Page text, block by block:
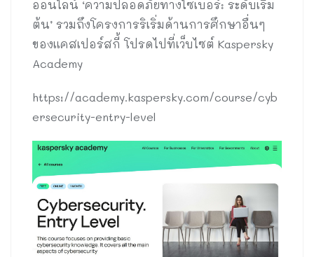
ออนไลน์ ‘ความปลอดภัยทางไซเบอร์: ระดับเริ่ม
ต้น’ รวมถึงโครงการริเริ่มด้านการศึกษาอื่นๆ
ของแคสเปอร์สกี้ โปรดไปที่เว็บไซต์ Kaspersky
Academy
https://academy.kaspersky.com/course/cyb
ersecurity-entry-level